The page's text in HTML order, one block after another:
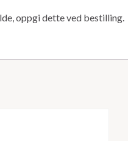
oppgi dette ved bestilling.